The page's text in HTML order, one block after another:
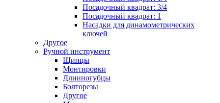
Посадочный квадрат: 3/4
Посадочный квадрат: 1
Насадки для динамометрических
ключей
Другое
Ручной инструмент
Щипцы
Монтировки
Длинногубцы
Болторезы
Другое